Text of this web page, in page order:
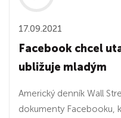
17.09.2021
Facebook chcel
ubližuje mladým
Americký denník Wall
dokumenty Facebooku,